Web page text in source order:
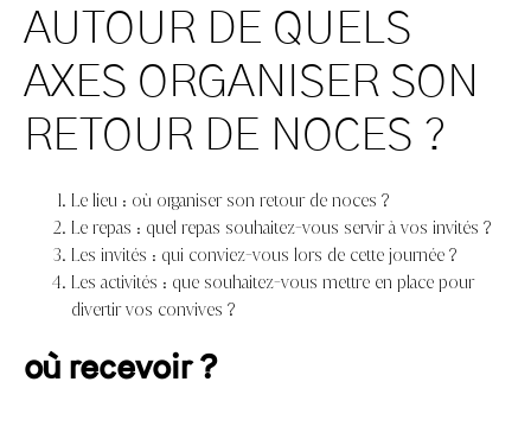
AUTOUR DE QUELS
AXES ORGANISER SON
RETOUR DE NOCES ?
Le lieu : où organiser son retour de noces ?
Le repas : quel repas souhaitez-vous servir à vos invités ?
Les invités : qui conviez-vous lors de cette journée ?
Les activités : que souhaitez-vous mettre en place pour
divertir vos convives ?
où recevoir ?